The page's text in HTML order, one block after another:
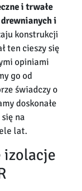
i trwałe
i
konstrukcji
ten cieszy się
opiniami
go od
świadczy o
doskonałe
na
lat.
izolacje